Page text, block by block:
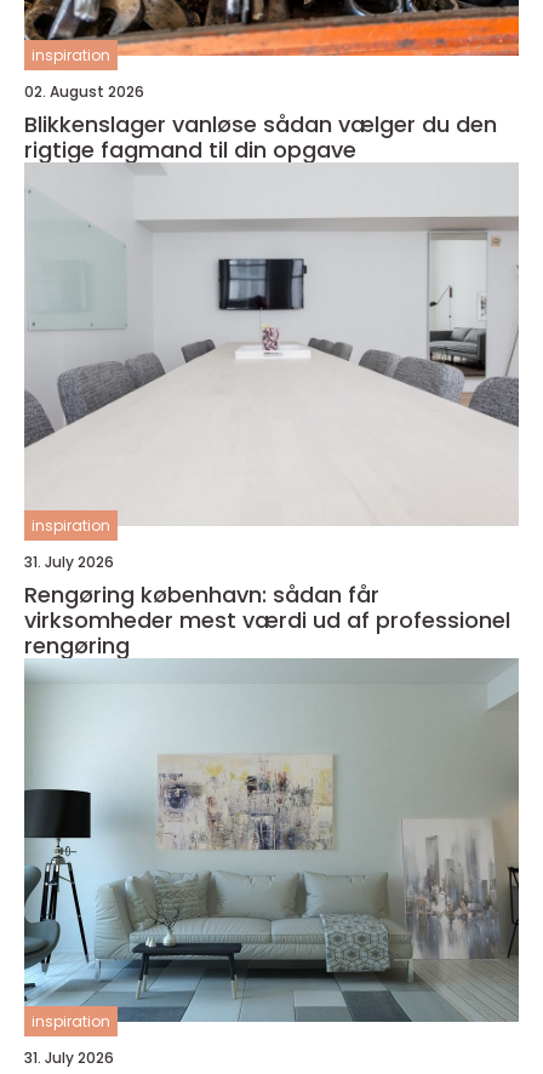
inspiration
02. August 2026
Blikkenslager vanløse sådan vælger du den
rigtige fagmand til din opgave
inspiration
31. July 2026
Rengøring københavn: sådan får
virksomheder mest værdi ud af professionel
rengøring
inspiration
31. July 2026